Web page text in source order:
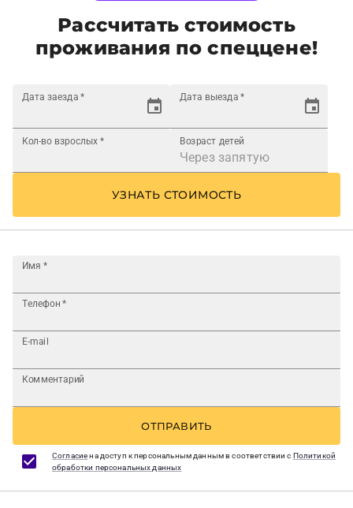
Рассчитать стоимость
проживания по спеццене!
Дата заезда * Дата выезда *
Кол-во взрослых * Возраст детей
УЗНАТЬ СТОИМОСТЬ
Имя *
Телефон *
E-mail
Комментарий
ОТПРАВИТЬ
Согласиена доступ к персональным данным в соответствии с Политикой
обработки персональных данных